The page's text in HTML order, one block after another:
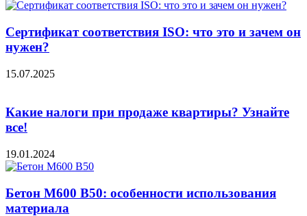
Сертификат соответствия ISO: что это и зачем он
нужен?
15.07.2025
Какие налоги при продаже квартиры? Узнайте
все!
19.01.2024
Бетон М600 В50: особенности использования
материала